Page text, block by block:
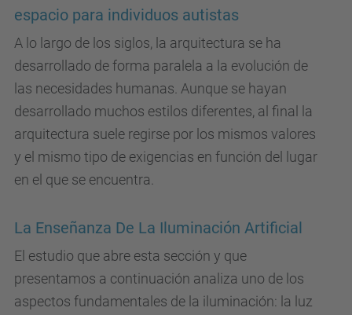
espacio para individuos autistas
A lo largo de los siglos, la arquitectura se ha
desarrollado de forma paralela a la evolución de
las necesidades humanas. Aunque se hayan
desarrollado muchos estilos diferentes, al final la
arquitectura suele regirse por los mismos valores
y el mismo tipo de exigencias en función del lugar
en el que se encuentra.
La Enseñanza De La Iluminación Artificial
El estudio que abre esta sección y que
presentamos a continuación analiza uno de los
aspectos fundamentales de la iluminación: la luz